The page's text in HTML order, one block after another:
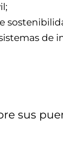
de
sus